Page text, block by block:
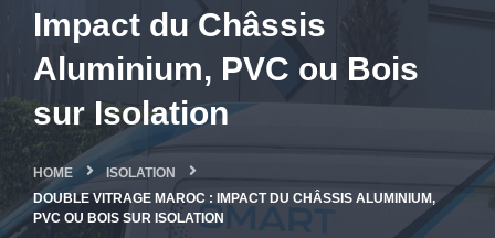
Impact du Châssis
Aluminium, PVC ou Bois
sur Isolation
HOME
ISOLATION
DOUBLE VITRAGE MAROC : IMPACT DU CHÂSSIS ALUMINIUM,
PVC OU BOIS SUR ISOLATION